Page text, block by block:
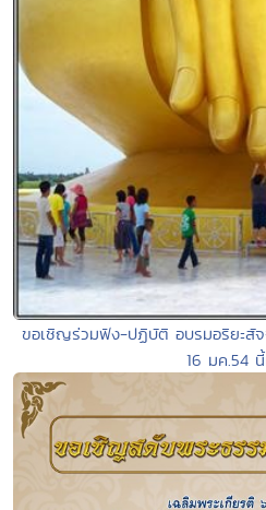
ขอเชิญร่วมฟัง-ปฏิบัติ อบรมอริยะสั
16 มค.54 นี้